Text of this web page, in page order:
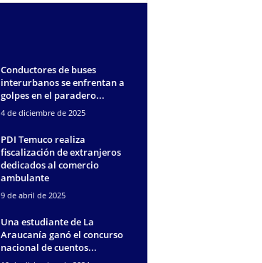
Conductores de buses
interurbanos se enfrentan a
golpes en el paradero...
4 de diciembre de 2025
PDI Temuco realiza
fiscalización de extranjeros
dedicados al comercio
ambulante
9 de abril de 2025
Una estudiante de La
Araucanía ganó el concurso
nacional de cuentos...